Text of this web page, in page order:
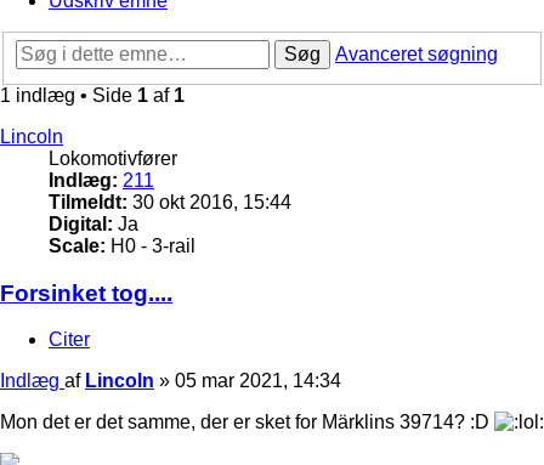
Søg
Avanceret søgning
1 indlæg • Side 1 af 1
Lincoln
Lokomotivfører
Indlæg: 211
Tilmeldt: 30 okt 2016, 15:44
Digital: Ja
Scale: H0 - 3-rail
Forsinket tog....
Citer
Indlæg af Lincoln » 05 mar 2021, 14:34
Mon det er det samme, der er sket for Märklins 39714? :D